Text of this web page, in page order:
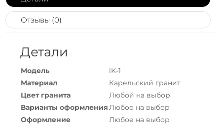
Отзывы (0)
Детали
Модель
iK-1
Материал
Карельский гранит
Цвет гранита
Любой на выбор
Варианты оформленияЛюбое на выбор
Оформление
Любое на выбор